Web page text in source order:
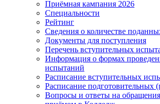
Приёмная кампания 2026
Специальности
Рейтинг
Сведения о количестве
Документы для поступления
Перечень вступительных
Информация о формах
испытаний
Расписание вступительных
Расписание подготовительных
Вопросы и ответы на